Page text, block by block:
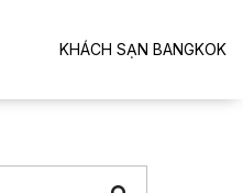
KHÁCH SẠN BANGKOK